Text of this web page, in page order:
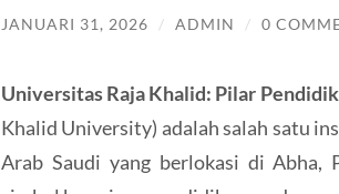
JANUARI 31, 2026 / ADMIN / 0
Universitas Raja Khalid: Pilar
Khalid University) adalah salah satu
Arab Saudi yang berlokasi di Abha,